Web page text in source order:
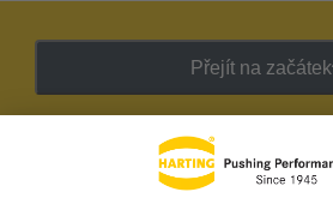
Přejít na začátek
Zpravodaj HARTING